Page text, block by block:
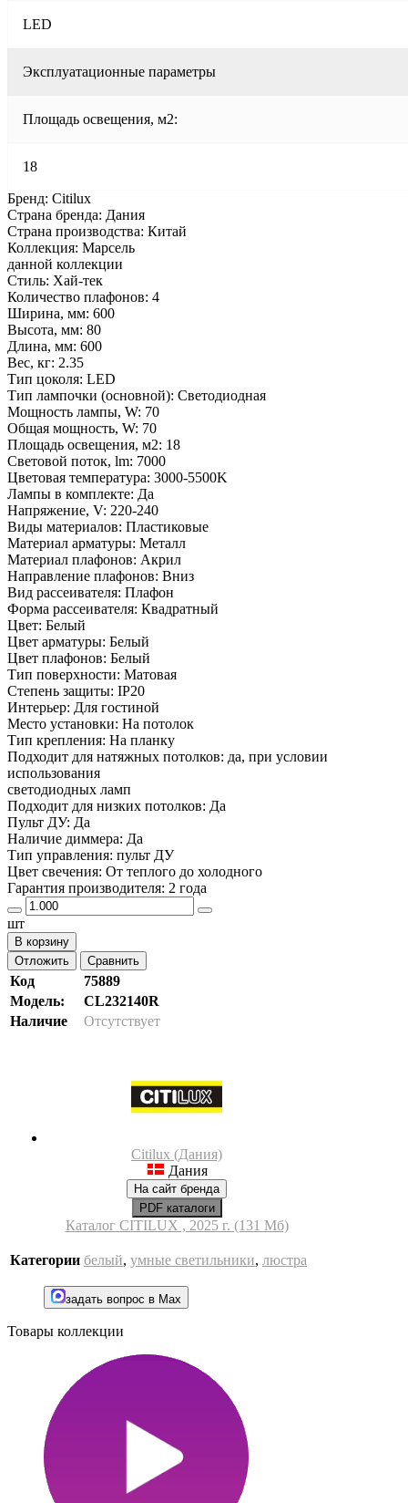
LED
Эксплуатационные параметры
Площадь освещения, м2:
18
Бренд: Citilux
Страна бренда: Дания
Страна производства: Китай
Коллекция: Марсель
данной коллекции
Стиль: Хай-тек
Количество плафонов: 4
Ширина, мм: 600
Высота, мм: 80
Длина, мм: 600
Вес, кг: 2.35
Тип цоколя: LED
Тип лампочки (основной): Светодиодная
Мощность лампы, W: 70
Общая мощность, W: 70
Площадь освещения, м2: 18
Световой поток, lm: 7000
Цветовая температура: 3000-5500K
Лампы в комплекте: Да
Напряжение, V: 220-240
Виды материалов: Пластиковые
Материал арматуры: Металл
Материал плафонов: Акрил
Направление плафонов: Вниз
Вид рассеивателя: Плафон
Форма рассеивателя: Квадратный
Цвет: Белый
Цвет арматуры: Белый
Цвет плафонов: Белый
Тип поверхности: Матовая
Степень защиты: IP20
Интерьер: Для гостиной
Место установки: На потолок
Тип крепления: На планку
Подходит для натяжных потолков: да, при условии
использования
светодиодных ламп
Подходит для низких потолков: Да
Пульт ДУ: Да
Наличие диммера: Да
Тип управления: пульт ДУ
Цвет свечения: От теплого до холодного
Гарантия производителя: 2 года
шт
В корзину
Отложить
Сравнить
Код
75889
Модель:
CL232140R
Наличие
Отсутствует
Citilux (Дания)
Дания
На сайт бренда
PDF каталоги
Каталог CITILUX , 2025 г. (131 Мб)
Категории белый, умные светильники, люстра
задать вопрос в Max
Товары коллекции